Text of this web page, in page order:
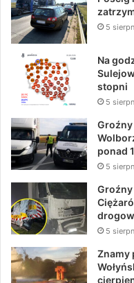
5
Na
stopni
5
Groźny
ponad
5
Groźny
5
Znamy